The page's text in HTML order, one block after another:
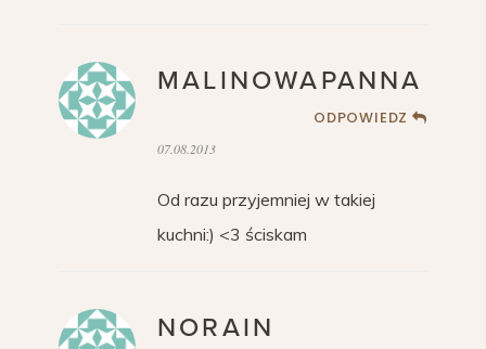
MALINOWAPANNA
ODPOWIEDZ
07.08.2013
Od razu przyjemniej w takiej
kuchni:) <3 ściskam
NORAIN